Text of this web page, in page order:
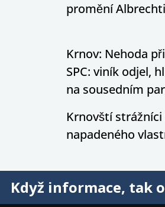
promění
Krnov: Nehoda
SPC: viník odjel,
na sousedním
Krnovští
napadeného
Když informace, tak